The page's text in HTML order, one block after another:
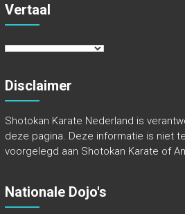
Vertaal
Disclaimer
Shotokan Karate Nederland is
deze pagina. Deze informatie is niet
voorgelegd aan Shotokan Karate of
Nationale Dojo's